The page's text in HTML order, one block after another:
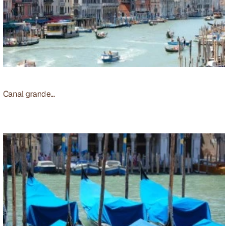
Canal grande...